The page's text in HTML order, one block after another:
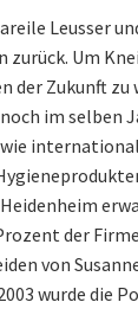
Leusser
zurück. Um
der Zukunft
im selben
der
von
wurde die